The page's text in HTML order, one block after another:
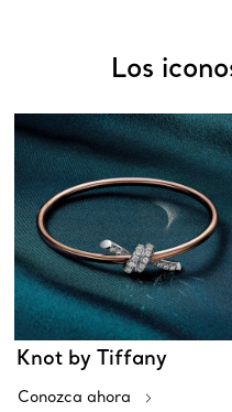
Los
Knot by Tiffany
Conozca ahora